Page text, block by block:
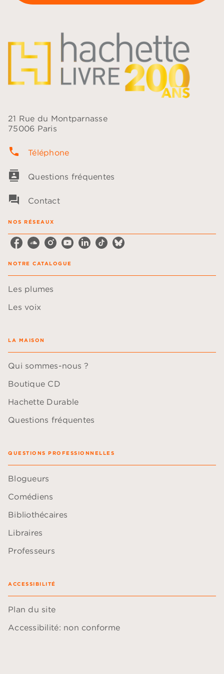
21 Rue du Montparnasse
75006 Paris
phone Téléphone
contacts Questions fréquentes
question_answer Contact
NOS RÉSEAUX
NOTRE CATALOGUE
Les plumes
Les voix
LA MAISON
Qui sommes-nous ?
Boutique CD
Hachette Durable
Questions fréquentes
QUESTIONS PROFESSIONNELLES
Blogueurs
Comédiens
Bibliothécaires
Libraires
Professeurs
ACCESSIBILITÉ
Plan du site
Accessibilité: non conforme